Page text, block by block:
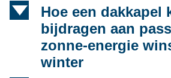
d
Hoe een dakkapel
bijdragen aan
zonne-energie
winter